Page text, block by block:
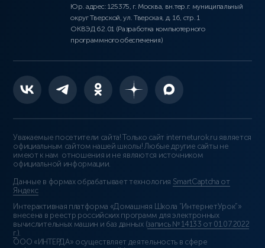
Юр. адрес: 125375, г. Москва, вн.тер.г. муниципальный
округ Тверской, ул. Тверская, д. 16, стр. 1
ОКВЭД 62.01 (Разработка компьютерного
программного обеспечения)
Уважаемые посетители сайта! Только сайт interneturok.ru является
официальным сайтом нашей школы! Любые другие сайты не
имеют к нам отношения и не являются источником
официальной информации.
Данные в формах обрабатывает технология SmartCaptcha от
Яндекс
Интерактивная платформа «Домашняя Школа “ИнтернетУрок”»
внесена в реестр российских программ для электронных
вычислительных машин и баз данных (запись № 14133 от 01.07.2022
г.).
ООО «ИНТЕРДА» осуществляет деятельность в сфере